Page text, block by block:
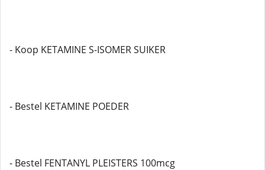
- Koop KETAMINE S-ISOMER SUIKER
- Bestel KETAMINE POEDER
- Bestel FENTANYL PLEISTERS 100mcg